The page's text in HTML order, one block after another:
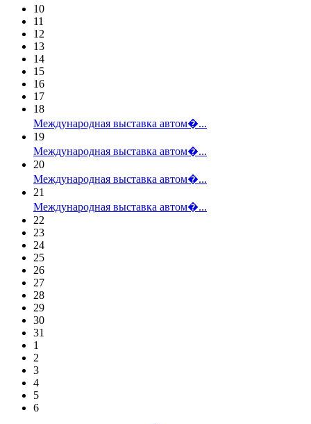
10
11
12
13
14
15
16
17
18
Международная выставка автом�...
19
Международная выставка автом�...
20
Международная выставка автом�...
21
Международная выставка автом�...
22
23
24
25
26
27
28
29
30
31
1
2
3
4
5
6